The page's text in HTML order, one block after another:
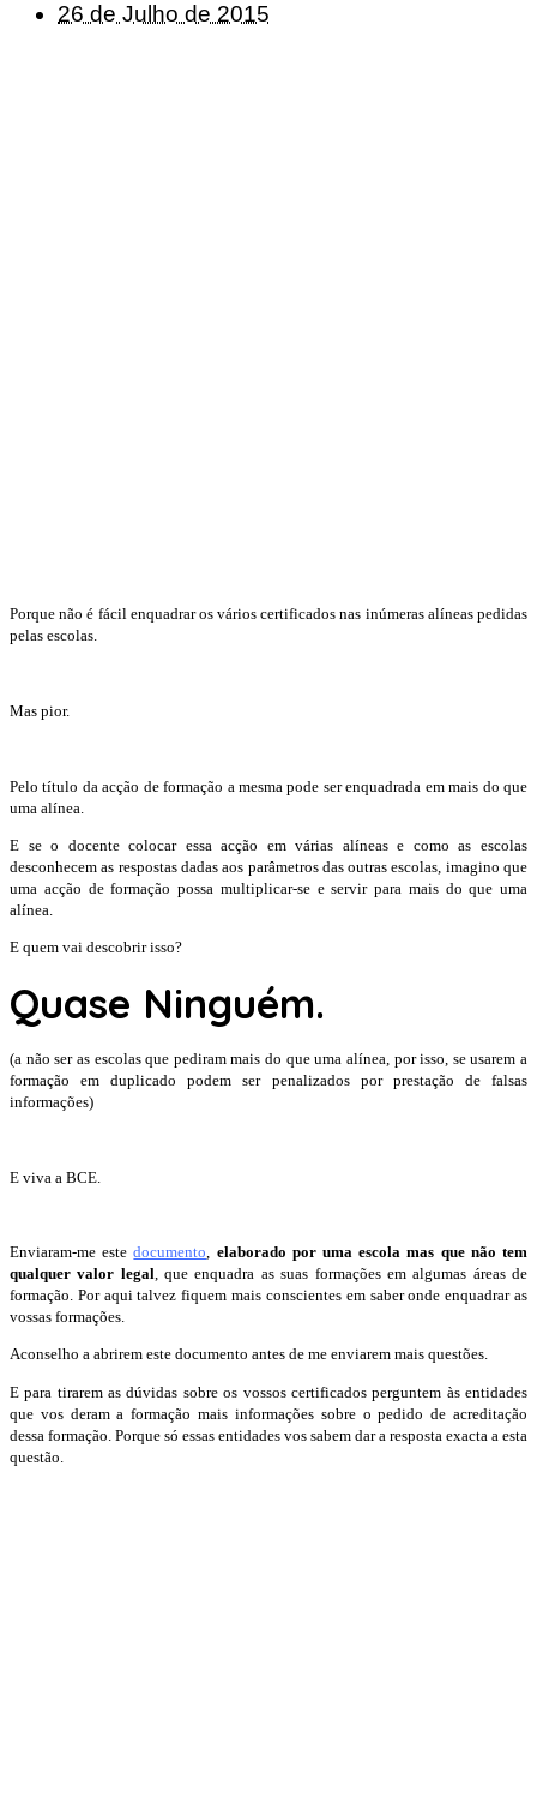
26 de Julho de 2015
Porque não é fácil enquadrar os vários certificados nas inúmeras alíneas pedidas
pelas escolas.
Mas pior.
Pelo título da acção de formação a mesma pode ser enquadrada em mais do que
uma alínea.
E se o docente colocar essa acção em várias alíneas e como as escolas
desconhecem as respostas dadas aos parâmetros das outras escolas, imagino que
uma acção de formação possa multiplicar-se e servir para mais do que uma
alínea.
E quem vai descobrir isso?
Quase Ninguém.
(a não ser as escolas que pediram mais do que uma alínea, por isso, se usarem a
formação em duplicado podem ser penalizados por prestação de falsas
informações)
E viva a BCE.
Enviaram-me estedocumento, elaborado por uma escola mas que não tem
qualquer valor legal, que enquadra as suas formações em algumas áreas de
formação. Por aqui talvez fiquem mais conscientes em saber onde enquadrar as
vossas formações.
Aconselho a abrirem este documento antes de me enviarem mais questões.
E para tirarem as dúvidas sobre os vossos certificados perguntem às entidades
que vos deram a formação mais informações sobre o pedido de acreditação
dessa formação. Porque só essas entidades vos sabem dar a resposta exacta a esta
questão.